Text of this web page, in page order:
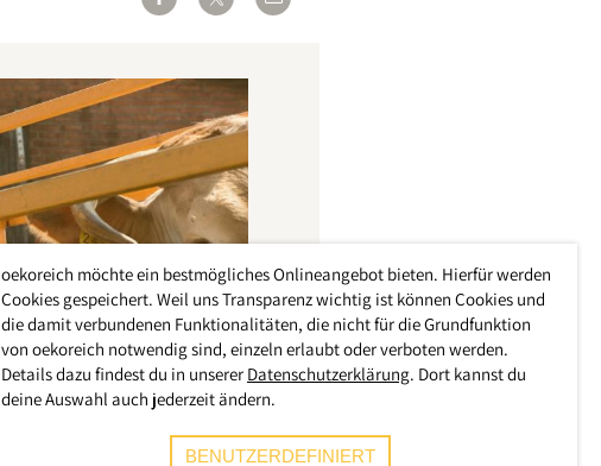
oekoreich möchte ein bestmögliches Onlineangebot bieten. Hierfür werden
Cookies gespeichert. Weil uns Transparenz wichtig ist können Cookies und
die damit verbundenen Funktionalitäten, die nicht für die Grundfunktion
von oekoreich notwendig sind, einzeln erlaubt oder verboten werden.
Details dazu findest du in unserer Datenschutzerklärung. Dort kannst du
deine Auswahl auch jederzeit ändern.
BENUTZERDEFINIERT